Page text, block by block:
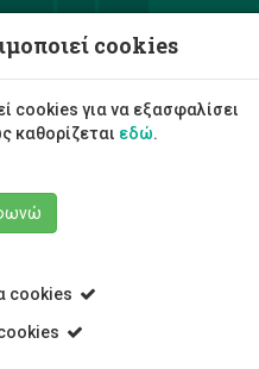
και Επιχειρήσεων
cookies
cookies για να εξασφαλίσει
καθορίζεται εδώ.
cookies